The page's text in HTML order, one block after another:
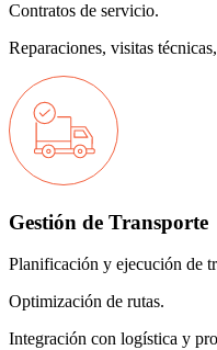
Contratos de servicio.
Reparaciones, visitas
Gestión de Transporte
Planificación y ejecución de
Optimización de rutas.
Integración con logística y